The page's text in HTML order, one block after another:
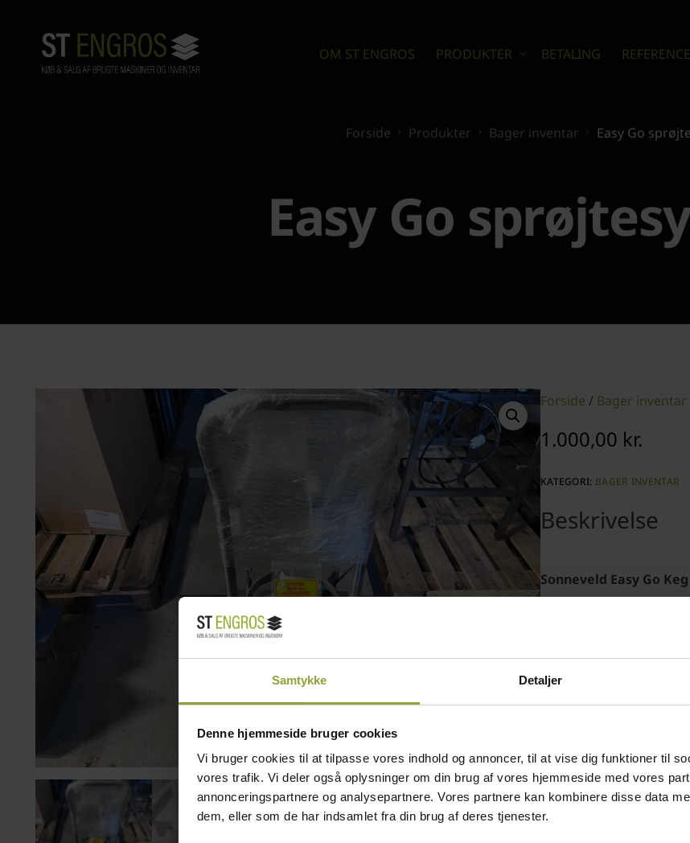
Samtykke Detaljer
Denne hjemmeside bruger cookies
Vi bruger cookies til at tilpasse vores indhold og annoncer, til at vise dig funktioner til
vores trafik. Vi deler også oplysninger om din brug af vores hjemmeside med vores
annonceringspartnere og analysepartnere. Vores partnere kan kombinere disse data
dem, eller som de har indsamlet fra din brug af deres tjenester.
OM ST ENGROS PRODUKTER
Bager inventar
Diverse
BETALING
Forside Produkter Bager inventar Easy Go
Easy Go
Forside / Bager inventar
1.000,00 kr.
KATEGORI: BAGER INVENTAR
Sonneveld Easy Go
System til nem og